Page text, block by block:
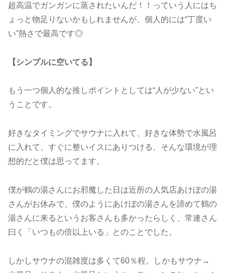
超高温でガンガンに蒸されたいんだ！！っていう人にはち
ょっと物足りないかもしれませんが、個人的には“丁度い
い”熱さで最高です◎
【シンプルに空いてる】
もう一つ個人的な推しポイントとしては“人が少ない”とい
うことです。
好きなタイミングでサウナに入れて、好きな体勢で水風呂
に入れて、すぐに整いイスにありつける、そんな環境が理
想的だと僕は思ってます。
僕が鶴の湯さんにお邪魔した日は近所の人気店あけぼの湯
さんがお休みで、僕のようにあけぼの湯さんを諦めて鶴の
湯さんに来るというお客さんも多かったらしく、常連さん
曰く「いつもの倍以上いる」とのことでした。
しかしサウナの混雑度は多くて60％程。しかもサウナ→